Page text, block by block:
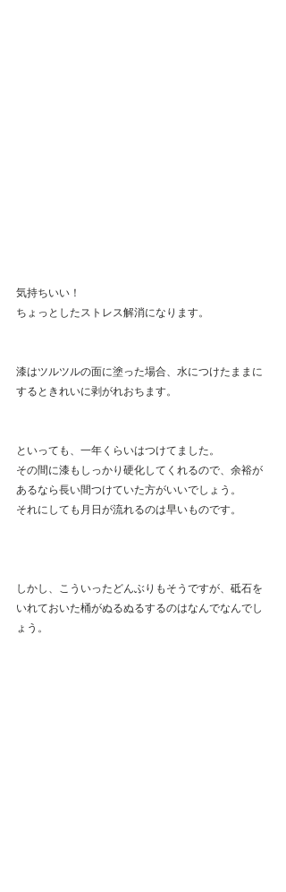
気持ちいい！
ちょっとしたストレス解消になります。
漆はツルツルの面に塗った場合、水につけたままに
するときれいに剥がれおちます。
といっても、一年くらいはつけてました。
その間に漆もしっかり硬化してくれるので、余裕が
あるなら長い間つけていた方がいいでしょう。
それにしても月日が流れるのは早いものです。
しかし、こういったどんぶりもそうですが、砥石を
いれておいた桶がぬるぬるするのはなんでなんでし
ょう。